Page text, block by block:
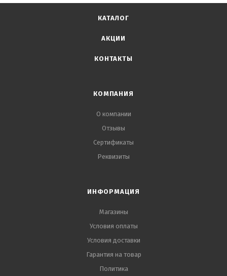
защиты лезвия на всю длину - для дополнительной
КАТАЛОГ
АКЦИИ
КОНТАКТЫ
КОМПАНИЯ
О компании
Отзывы
Сертификаты
Реквизиты
ИНФОРМАЦИЯ
Магазины
Условия оплаты
Условия доставки
Гарантия на товар
Политика